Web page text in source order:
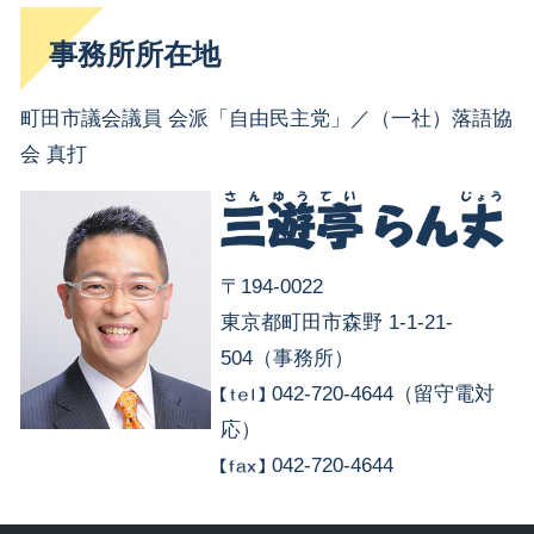
事務所所在地
町田市議会議員 会派「自由民主党」／（一社）落語協
会 真打
〒194-0022
東京都町田市森野 1-1-21-
504（事務所）
042-720-4644（留守電対
応）
042-720-4644